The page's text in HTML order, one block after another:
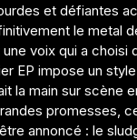
et défiantes
le metal
voix qui a choisi
EP impose un
la main sur scène
promesses,
annoncé : le